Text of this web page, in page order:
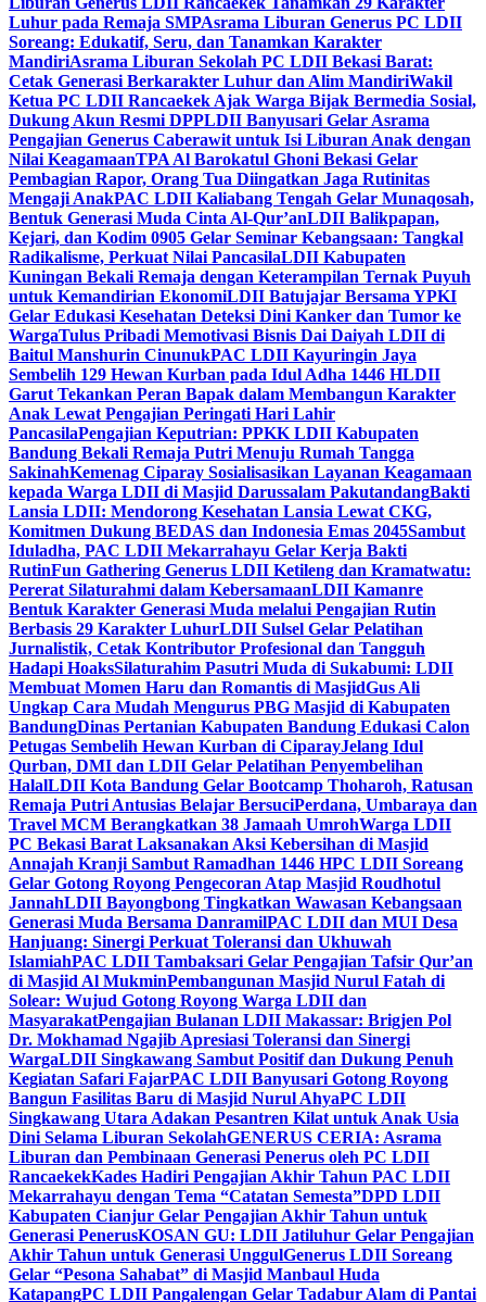
Luhur pada Remaja SMPAsrama Liburan Generus PC LDII
Soreang: Edukatif, Seru, dan Tanamkan Karakter
MandiriAsrama Liburan Sekolah PC LDII Bekasi Barat:
Cetak Generasi Berkarakter Luhur dan Alim MandiriWakil
Ketua PC LDII Rancaekek Ajak Warga Bijak Bermedia Sosial,
Dukung Akun Resmi DPPLDII Banyusari Gelar Asrama
Pengajian Generus Caberawit untuk Isi Liburan Anak dengan
Nilai KeagamaanTPA Al Barokatul Ghoni Bekasi Gelar
Pembagian Rapor, Orang Tua Diingatkan Jaga Rutinitas
Mengaji AnakPAC LDII Kaliabang Tengah Gelar Munaqosah,
Bentuk Generasi Muda Cinta Al-Qur’anLDII Balikpapan,
Kejari, dan Kodim 0905 Gelar Seminar Kebangsaan: Tangkal
Radikalisme, Perkuat Nilai PancasilaLDII Kabupaten
Kuningan Bekali Remaja dengan Keterampilan Ternak Puyuh
untuk Kemandirian EkonomiLDII Batujajar Bersama YPKI
Gelar Edukasi Kesehatan Deteksi Dini Kanker dan Tumor ke
WargaTulus Pribadi Memotivasi Bisnis Dai Daiyah LDII di
Baitul Manshurin CinunukPAC LDII Kayuringin Jaya
Sembelih 129 Hewan Kurban pada Idul Adha 1446 HLDII
Garut Tekankan Peran Bapak dalam Membangun Karakter
Anak Lewat Pengajian Peringati Hari Lahir
PancasilaPengajian Keputrian: PPKK LDII Kabupaten
Bandung Bekali Remaja Putri Menuju Rumah Tangga
SakinahKemenag Ciparay Sosialisasikan Layanan Keagamaan
kepada Warga LDII di Masjid Darussalam PakutandangBakti
Lansia LDII: Mendorong Kesehatan Lansia Lewat CKG,
Komitmen Dukung BEDAS dan Indonesia Emas 2045Sambut
Iduladha, PAC LDII Mekarrahayu Gelar Kerja Bakti
RutinFun Gathering Generus LDII Ketileng dan Kramatwatu:
Pererat Silaturahmi dalam KebersamaanLDII Kamanre
Bentuk Karakter Generasi Muda melalui Pengajian Rutin
Berbasis 29 Karakter LuhurLDII Sulsel Gelar Pelatihan
Jurnalistik, Cetak Kontributor Profesional dan Tangguh
Hadapi HoaksSilaturahim Pasutri Muda di Sukabumi: LDII
Membuat Momen Haru dan Romantis di MasjidGus Ali
Ungkap Cara Mudah Mengurus PBG Masjid di Kabupaten
BandungDinas Pertanian Kabupaten Bandung Edukasi Calon
Petugas Sembelih Hewan Kurban di CiparayJelang Idul
Qurban, DMI dan LDII Gelar Pelatihan Penyembelihan
HalalLDII Kota Bandung Gelar Bootcamp Thoharoh, Ratusan
Remaja Putri Antusias Belajar BersuciPerdana, Umbaraya dan
Travel MCM Berangkatkan 38 Jamaah UmrohWarga LDII
PC Bekasi Barat Laksanakan Aksi Kebersihan di Masjid
Annajah Kranji Sambut Ramadhan 1446 HPC LDII Soreang
Gelar Gotong Royong Pengecoran Atap Masjid Roudhotul
JannahLDII Bayongbong Tingkatkan Wawasan Kebangsaan
Generasi Muda Bersama DanramilPAC LDII dan MUI Desa
Hanjuang: Sinergi Perkuat Toleransi dan Ukhuwah
IslamiahPAC LDII Tambaksari Gelar Pengajian Tafsir Qur’an
di Masjid Al MukminPembangunan Masjid Nurul Fatah di
Solear: Wujud Gotong Royong Warga LDII dan
MasyarakatPengajian Bulanan LDII Makassar: Brigjen Pol
Dr. Mokhamad Ngajib Apresiasi Toleransi dan Sinergi
WargaLDII Singkawang Sambut Positif dan Dukung Penuh
Kegiatan Safari FajarPAC LDII Banyusari Gotong Royong
Bangun Fasilitas Baru di Masjid Nurul AhyaPC LDII
Singkawang Utara Adakan Pesantren Kilat untuk Anak Usia
Dini Selama Liburan SekolahGENERUS CERIA: Asrama
Liburan dan Pembinaan Generasi Penerus oleh PC LDII
RancaekekKades Hadiri Pengajian Akhir Tahun PAC LDII
Mekarrahayu dengan Tema “Catatan Semesta”DPD LDII
Kabupaten Cianjur Gelar Pengajian Akhir Tahun untuk
Generasi PenerusKOSAN GU: LDII Jatiluhur Gelar Pengajian
Akhir Tahun untuk Generasi UnggulGenerus LDII Soreang
Gelar “Pesona Sahabat” di Masjid Manbaul Huda
KatapangPC LDII Pangalengan Gelar Tadabur Alam di Pantai